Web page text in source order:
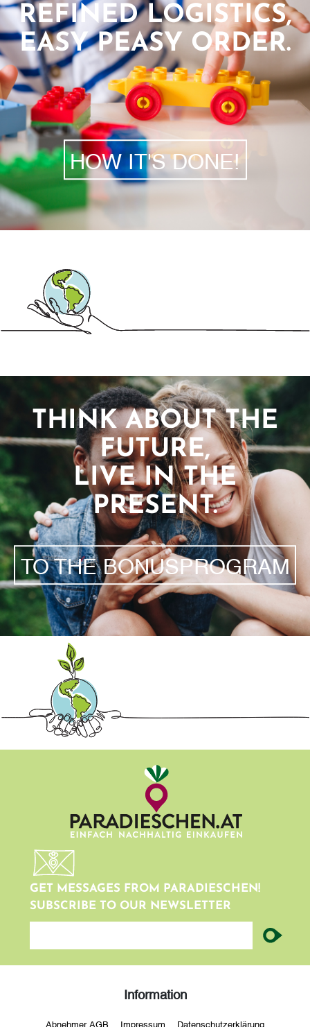
REFINED LOGISTICS,
EASY PEASY ORDER.
HOW IT'S DONE!
THINK ABOUT THE
FUTURE,
LIVE IN THE
PRESENT.
TO THE BONUSPROGRAM
GET MESSAGES FROM PARADIESCHEN!
SUBSCRIBE TO OUR NEWSLETTER
newsletter
Information
Abnehmer AGB Impressum Datenschutzerklärung